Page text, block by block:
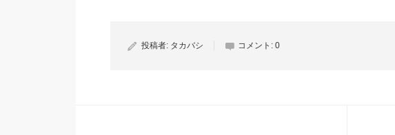
投稿者: タカバシ コメント: 0